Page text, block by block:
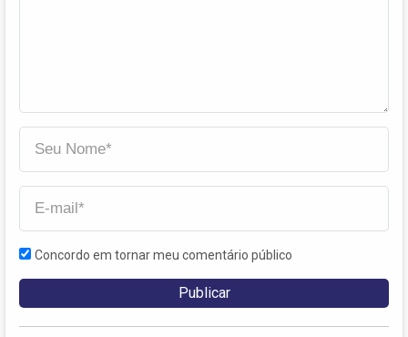
Concordo em tornar meu comentário público